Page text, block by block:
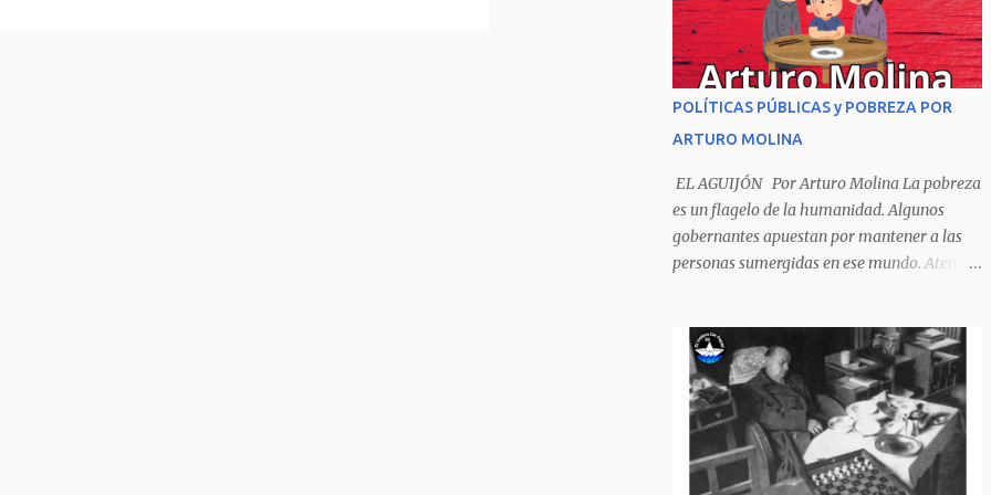
Sombrero encintado y chupa de boda. -
¡Muchacho, no salgas!- le grita mamá pero
él hace un gesto y orondo se va. Halló en el
camino, a un ratón vecino Y le dijo: -¡amigo!-
venga usted conmigo, Visitemos juntos a
doña ratona Y habrá francachela y habrá
comilona. A poco llegaron, y avanza ratón,
Estírase el cuello, coge el aldabón, Da dos o
tres golpes, preguntan: ¿quién es? -Yo doña
ratona, beso a usted los pies ¿Está usted en
algodón, pero eso no importa; bienvenidos
son. Se hicieron la venia, se dieron la mano, Y
dice Rat...
POLÍTICAS PÚBLICAS y POBREZA POR
ARTURO MOLINA
EL AGUIJÓN Por Arturo Molina La pobreza
es un flagelo de la humanidad. Algunos
gobernantes apuestan por mantener a las
personas sumergidas en ese mundo. Atentan
elude la política pública que cimiente las
bases para minimizar el impacto negativo
en el desarrollo de los países. Desarrollados,
sub desarrollados, atrasados y como se les
quiera llamar, son parte de un escenario
donde se conjuga el poder y el control en